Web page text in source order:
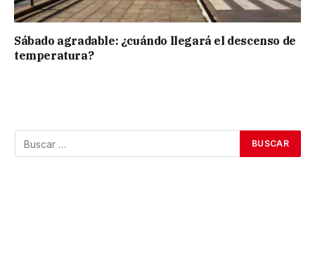
Sábado agradable: ¿cuándo llegará el descenso de
temperatura?